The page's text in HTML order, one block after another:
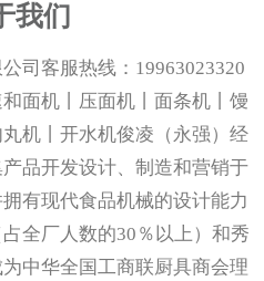
我们
司客服热线：19963023320
面机丨压面机丨面条机丨馒
机丨开水机俊凌（永强）经
品开发设计、制造和营销于
有现代食品机械的设计能力
全厂人数的30％以上）和秀
中华全国工商联厨具商会理